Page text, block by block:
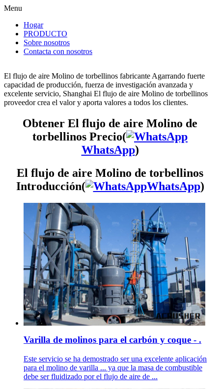
Menu
Hogar
PRODUCTO
Sobre nosotros
Contacta con nosotros
El flujo de aire Molino de torbellinos fabricante Agarrando fuerte
capacidad de producción, fuerza de investigación avanzada y
excelente servicio, Shanghai El flujo de aire Molino de torbellinos
proveedor crea el valor y aporta valores a todos los clientes.
Obtener El flujo de aire Molino de
torbellinos Precio(
WhatsApp)
El flujo de aire Molino de torbellinos
Introducción(
WhatsApp)
Varilla de molinos para el carbón y coque - .
Este servicio se ha demostrado ser una excelente aplicación
para el molino de varilla ... ya que la masa de combustible
debe ser fluidizado por el flujo de aire de ...